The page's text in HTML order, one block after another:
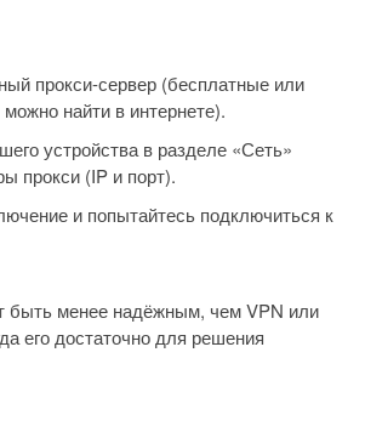
прокси-сервер (бесплатные или
найти в интернете).
устройства в разделе «Сеть»
прокси (IP и порт).
и попытайтесь подключиться к
быть менее надёжным, чем VPN или
его достаточно для решения